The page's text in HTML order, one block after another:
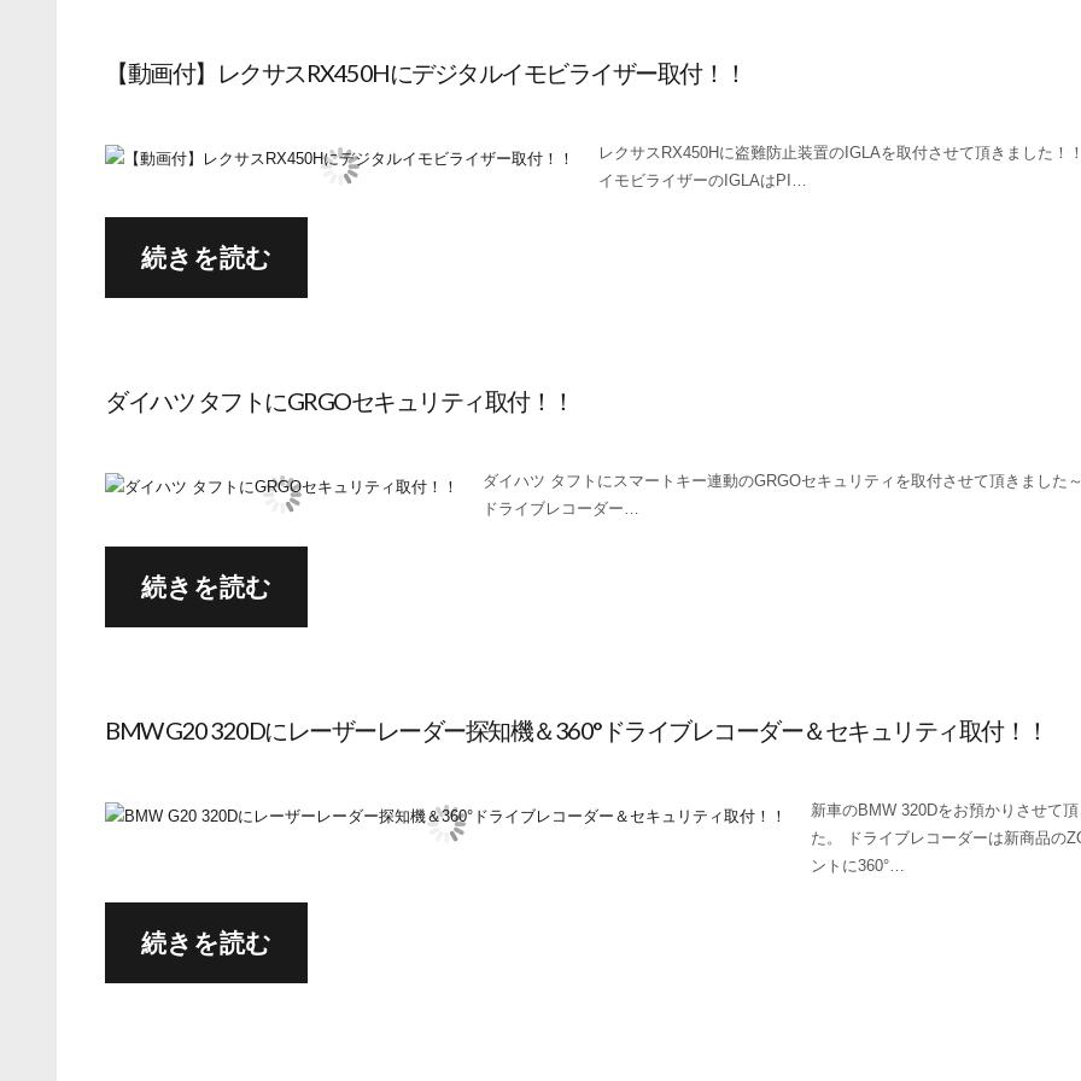
【動画付】レクサスRX450Hにデジタルイモビライザー取付！！
レクサスRX450Hに盗難防止装置のIGLAを取付させて頂きました！
イモビライザーのIGLAはPI…
続きを読む
ダイハツ タフトにGRGOセキュリティ取付！！
ダイハツ タフトにスマートキー連動のGRGOセキュリティを取付させて頂きました
ドライブレコーダー…
続きを読む
BMW G20 320Dにレーザーレーダー探知機＆360°ドライブレコーダー＆セキュリティ取付！！
新車のBMW 320Dをお預かりさせて頂
た。 ドライブレコーダーは新商品の
ントに360°…
続きを読む